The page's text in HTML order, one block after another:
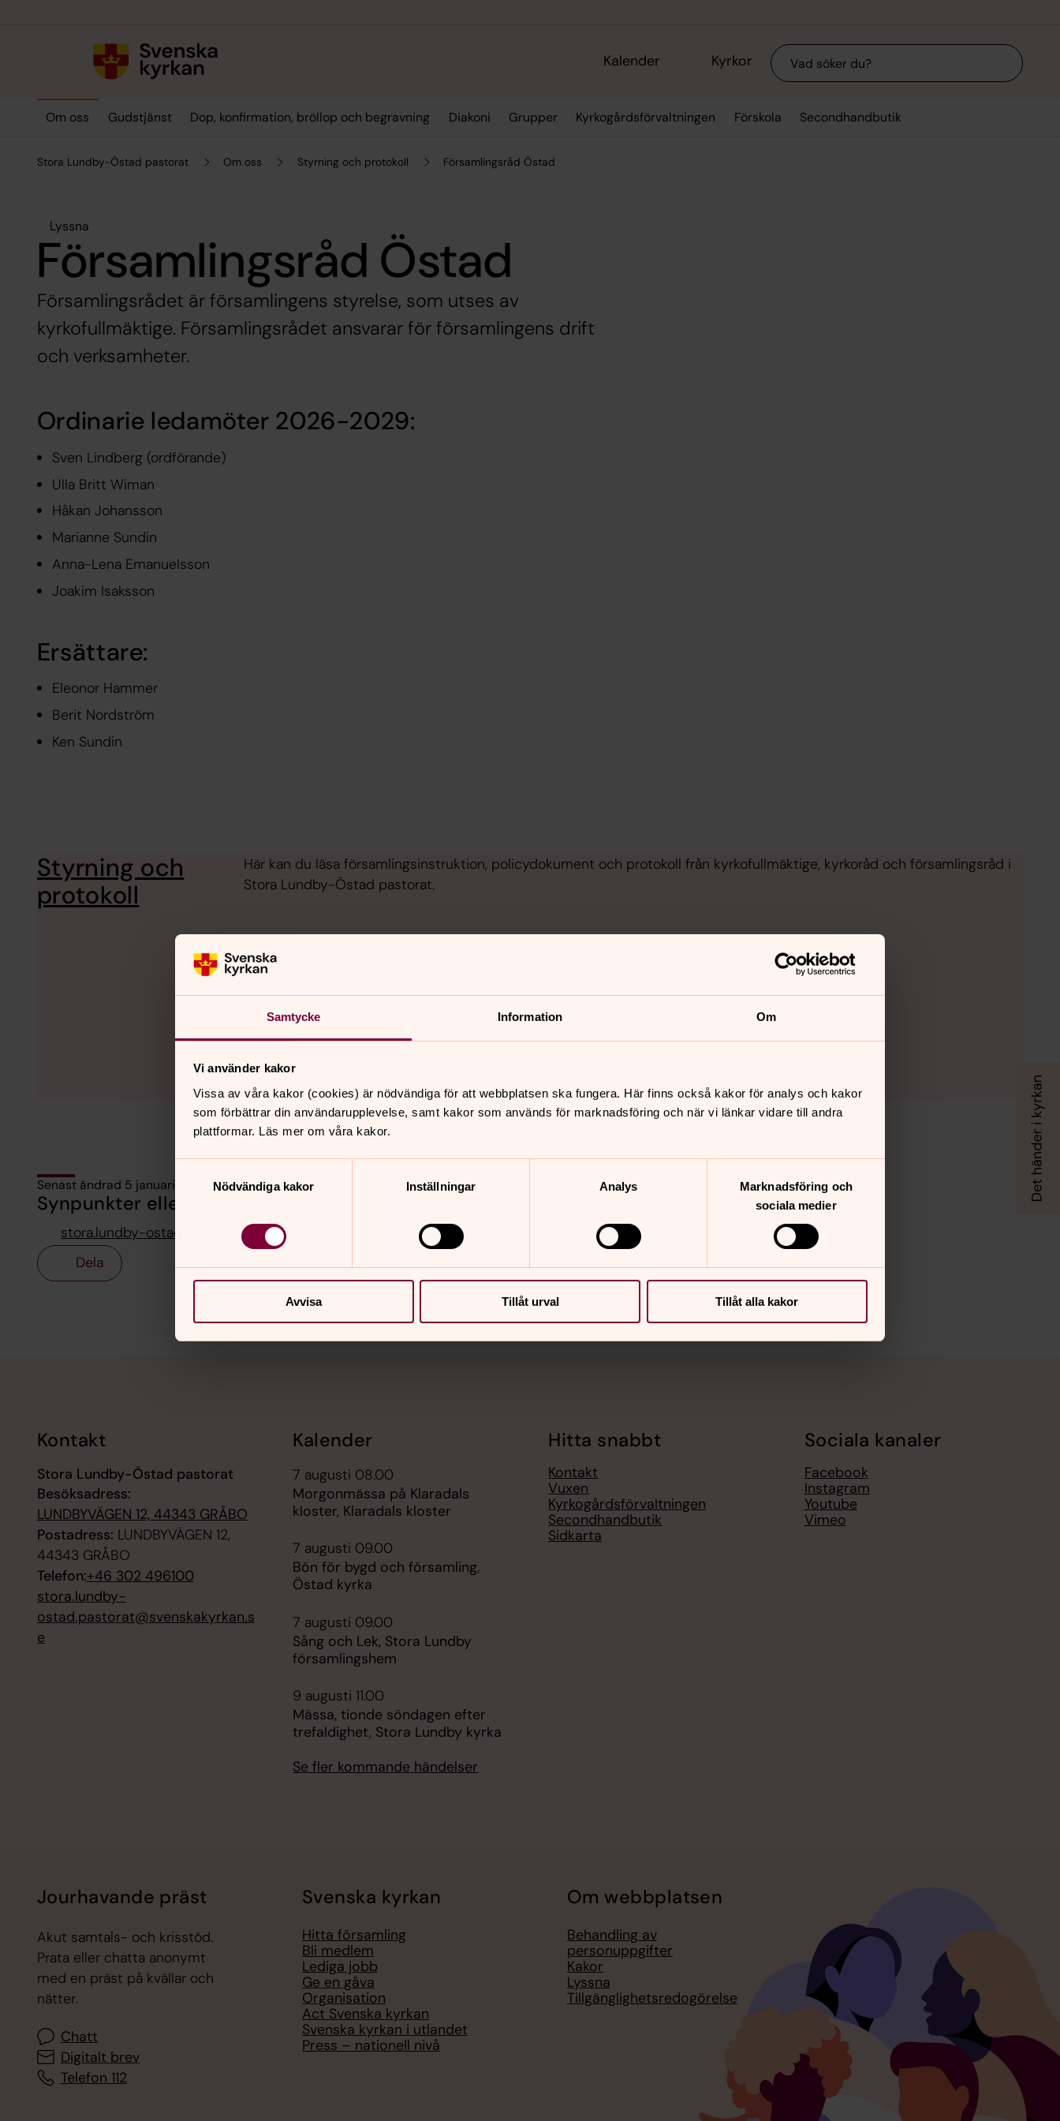
Samtycke Information Om
Vi använder kakor
Vissa av våra kakor (cookies) är nödvändiga för att webbplatsen ska fungera. Här finns också kakor för analys och kakor
som förbättrar din användarupplevelse, samt kakor som används för marknadsföring och när vi länkar vidare till andra
plattformar. Läs mer om våra kakor.
Nödvändiga kakor
Inställningar Analys
Marknadsföring och
sociala medier
Avvisa Tillåt urval Tillåt alla kakor
Kalender Kyrkor Sök
Om oss Gudstjänst Dop, konfirmation, bröllop och begravning Diakoni Grupper Kyrkogårdsförvaltningen Förskola Secondhandbutik
Stora Lundby-Östad pastorat Om oss Styrning och protokoll Församlingsråd Östad
Lyssna
Församlingsråd Östad
Församlingsrådet är församlingens styrelse, som utses av
kyrkofullmäktige. Församlingsrådet ansvarar för församlingens drift
och verksamheter.
Ordinarie ledamöter 2026-2029:
Sven Lindberg (ordförande)
Ulla Britt Wiman
Håkan Johansson
Marianne Sundin
Anna-Lena Emanuelsson
Joakim Isaksson
Ersättare:
Eleonor Hammer
Berit Nordström
Ken Sundin
Styrning och
protokoll
Här kan du läsa församlingsinstruktion, policydokument och protokoll från kyrkofullmäktige, kyrkoråd och församlingsråd i
Stora Lundby-Östad pastorat.
Senast ändrad 5 januari 2026
Synpunkter eller frågor på sidans innehåll?
stora.lundby-ostad.pastorat@svenskakyrkan.se
Dela
Kontakt
Stora Lundby-Östad pastorat
Besöksadress:
LUNDBYVÄGEN 12, 44343 GRÅBO
Postadress: LUNDBYVÄGEN 12,
44343 GRÅBO
Telefon:+46 302 496100
stora.lundby-
ostad.pastorat@svenskakyrkan.s
e
Kalender
7 augusti 08.00
Morgonmässa på Klaradals
kloster, Klaradals kloster
7 augusti 09.00
Bön för bygd och församling,
Östad kyrka
7 augusti 09.00
Sång och Lek, Stora Lundby
församlingshem
9 augusti 11.00
Mässa, tionde söndagen efter
trefaldighet, Stora Lundby kyrka
Se fler kommande händelser
Hitta snabbt
Kontakt
Vuxen
Kyrkogårdsförvaltningen
Secondhandbutik
Sidkarta
Sociala kanaler
Facebook
Instagram
Youtube
Vimeo
Jourhavande präst
Akut samtals- och krisstöd.
Prata eller chatta anonymt
med en präst på kvällar och
nätter.
Chatt
Digitalt brev
Telefon 112
Svenska kyrkan
Hitta församling
Bli medlem
Lediga jobb
Ge en gåva
Organisation
Act Svenska kyrkan
Svenska kyrkan i utlandet
Press – nationell nivå
Om webbplatsen
Behandling av
personuppgifter
Kakor
Lyssna
Tillgänglighetsredogörelse